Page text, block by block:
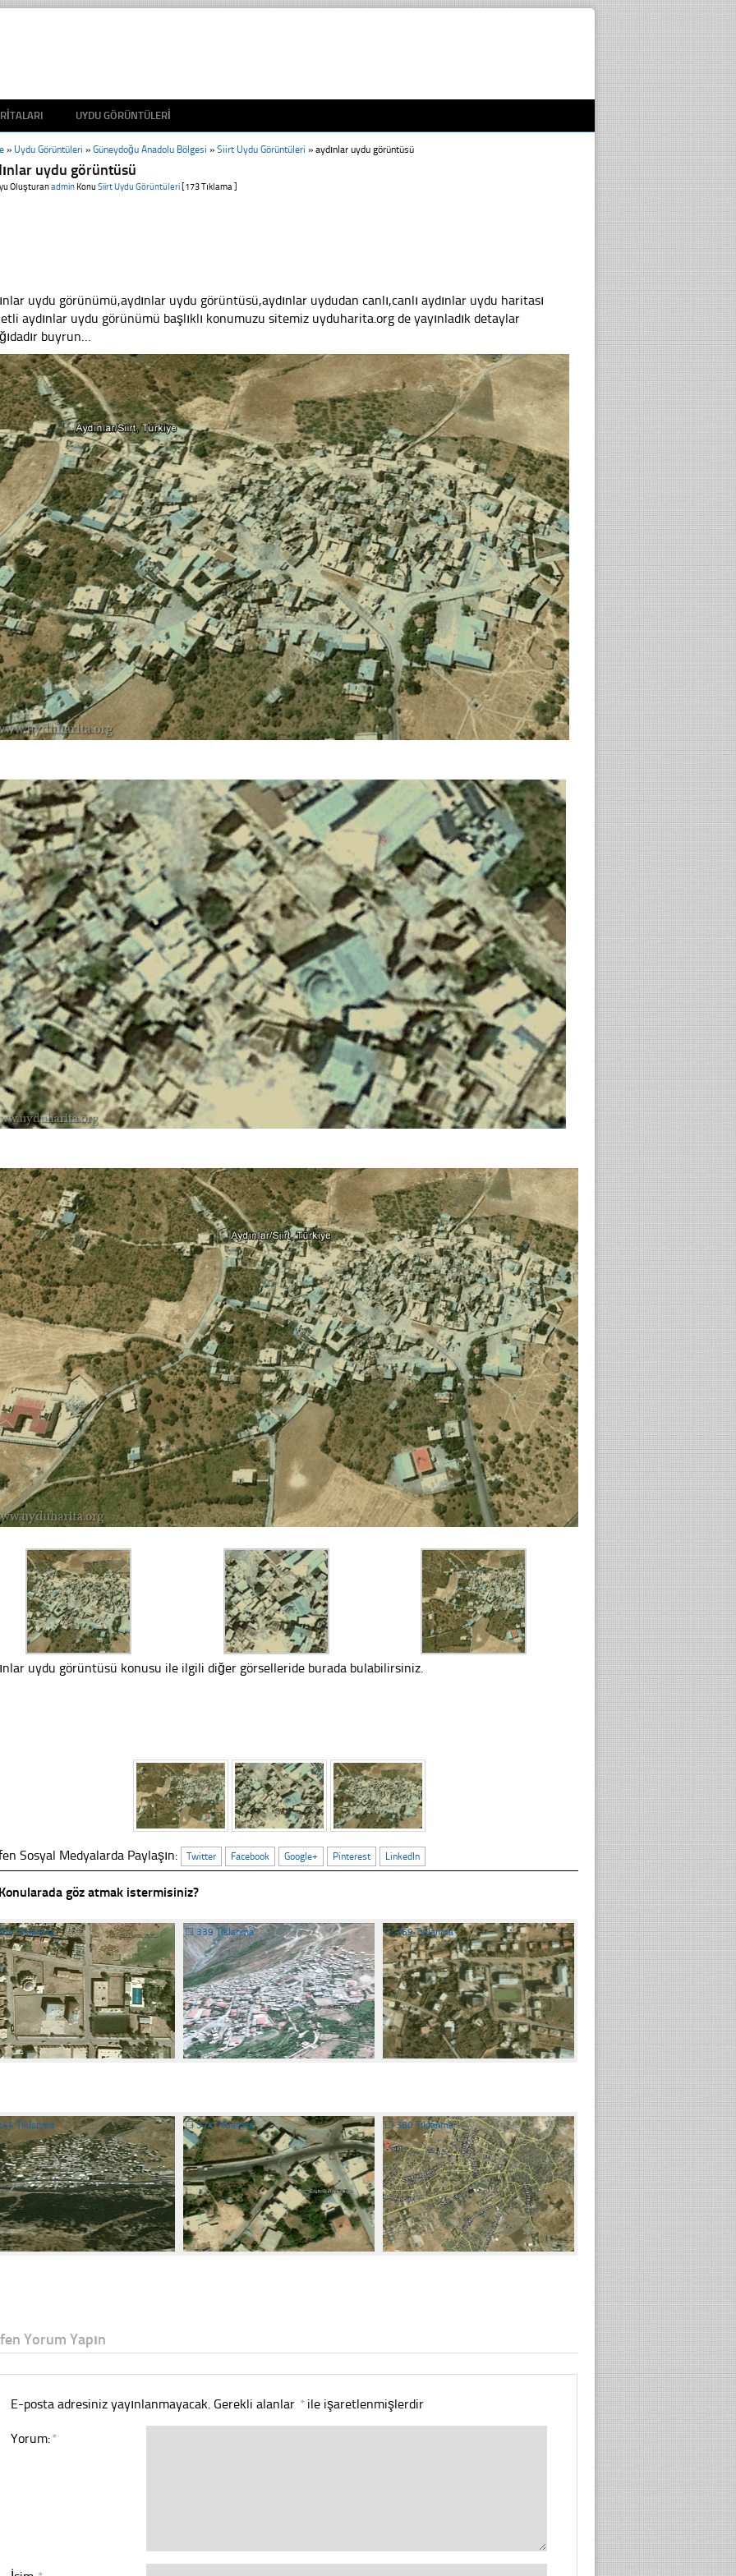
UYDU GÖRÜNTÜLERI
» Uydu Görüntüleri »Güneydoğu Anadolu Bölgesi »Siirt Uydu Görüntüleri »aydınlar uydu görüntüsü
uydu görüntüsü
Oluşturanadmin KonuSiirt Uydu Görüntüleri [173 Tıklama ]
uydu görünümü,aydınlar uydu görüntüsü,aydınlar uydudan canlı,canlı aydınlar uydu haritası
aydınlar uydu görünümü başlıklı konumuzu sitemiz uyduharita.org de yayınladık detaylar
buyrun…
uydu görüntüsü konusu ile ilgili diğer görselleride burada bulabilirsiniz.
Sosyal Medyalarda Paylaşın: Twitter Facebook Google+ Pinterest LinkedIn
göz atmak istermisiniz?
Tıklanma ☐339 Tıklanma ☐269 Tıklanma
Tıklanma ☐314 Tıklanma ☐380 Tıklanma
Yorum Yapın
E-posta adresiniz yayınlanmayacak. Gerekli alanlar *ile işaretlenmişlerdir
Yorum:*